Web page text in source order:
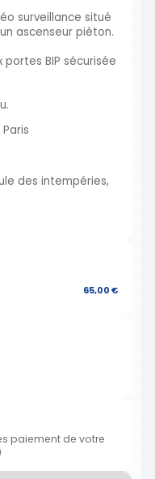
surveillance situé
ascenseur piéton.
BIP sécurisée
des intempéries,
65,00 €
paiement de votre